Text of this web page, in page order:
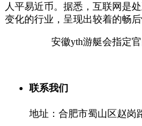
人平易近币。据悉，互联网是
变化的行业，呈现出较着的畅后
安徽yth游艇会指定
联系我们
地址：合肥市蜀山区赵岗